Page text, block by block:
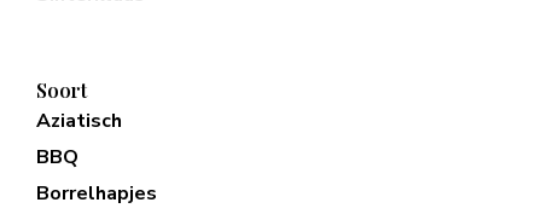
Soort
Aziatisch
BBQ
Borrelhapjes